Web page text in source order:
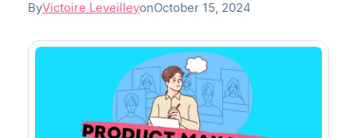
ByVictoire LeveilleyonOctober 15, 2024